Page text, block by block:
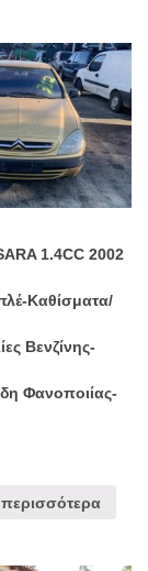
1.4CC 2002
Καθίσματα/
Βενζίνης-
Φανοποιίας-